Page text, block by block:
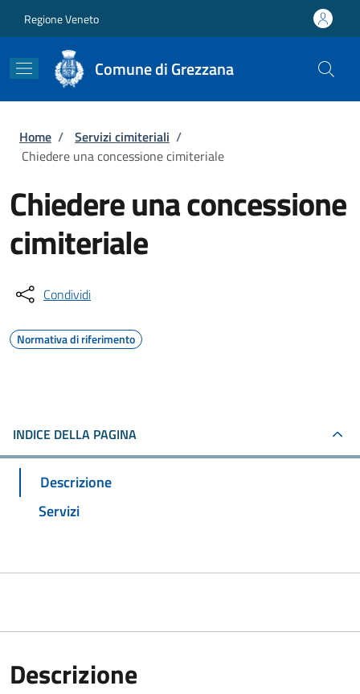
Regione Veneto
Comune di Grezzana
Briciole di pane
Home / Servizi cimiteriali /
Chiedere una concessione cimiteriale
Chiedere una concessione
cimiteriale
Condividi
Normativa di riferimento
INDICE DELLA PAGINA
Descrizione
Servizi
Descrizione